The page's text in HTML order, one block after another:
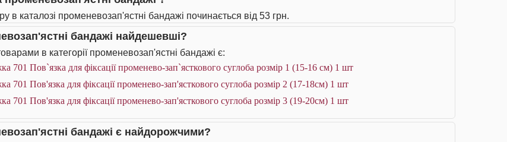
в каталозі променевозап'ястні бандажі починається від 53 грн.
бандажі найдешевші?
в категорії променевозап'ястні бандажі є:
701 Пов`язка для фіксації променево-зап`ясткового суглоба розмір 1 (15-16 см) 1 шт
701 Пов'язка для фіксації променево-зап'ясткового суглоба розмір 2 (17-18см) 1 шт
701 Пов'язка для фіксації променево-зап'ясткового суглоба розмір 3 (19-20см) 1 шт
бандажі є найдорожчими?